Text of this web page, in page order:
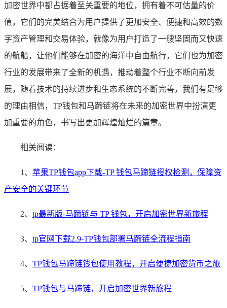
加密世界中都占据着至关重要的地位，拥有着不可估量的价
值，它们的完美结合为用户提供了更加安全、便捷和高效的数
字资产管理和交易体验，就像为用户打造了一艘坚固而又快速
的航船，让他们能够在加密的海洋中自由航行，它们也为加密
行业的发展带来了全新的机遇，推动着整个行业不断向前发
展，随着技术的持续进步和生态系统的不断完善，我们有足够
的理由相信，TP钱包和马蹄链将在未来的加密世界中扮演更
加重要的角色，书写出更加辉煌灿烂的篇章。
相关阅读：
1、 苹果TP钱包app下载-TP 钱包马蹄链授权检测，保障资
产安全的关键环节
2、 tp最新版-马蹄链与 TP 钱包，开启加密世界新旅程
3、 tp官网下载2.9-TP钱包部署马蹄链全流程指南
4、 TP钱包马蹄链钱包使用教程，开启便捷加密货币之旅
5、 TP钱包与马蹄链，开启加密世界新旅程